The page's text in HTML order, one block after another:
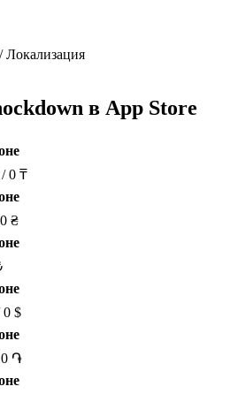
в App Store
0 ₸
₴
0 $
0 ֏